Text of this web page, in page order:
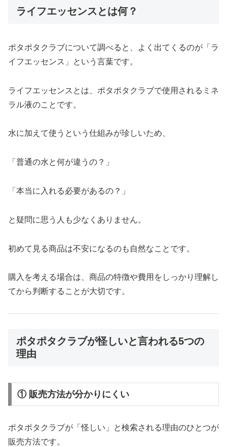
ライフエッセンスとは何？
ポタポタクラブについて調べると、よく出てくるのが「ラ
イフエッセンス」という言葉です。
ライフエッセンスとは、ポタポタクラブで使用されるミネ
ラル液のことです。
水に加えて使うという仕組みが珍しいため、
「普通の水と何が違うの？」
「本当に入れる必要があるの？」
と疑問に思う人も少なくありません。
初めて見る商品は不安になるのも自然なことです。
購入を考える場合は、商品の特徴や費用をしっかり理解し
てから判断することが大切です。
ポタポタクラブが怪しいと言われる5つの
理由
① 販売方法が分かりにくい
ポタポタクラブが「怪しい」と検索される理由のひとつが
販売方法です。